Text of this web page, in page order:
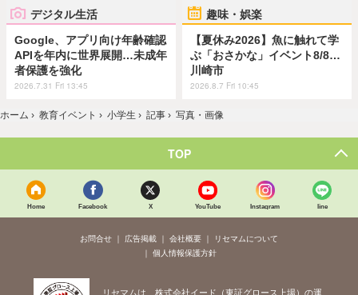
デジタル生活
Google、アプリ向け年齢確認
APIを年内に世界展開…未成年
者保護を強化
2026.7.31 Fri 13:45
趣味・娯楽
【夏休み2026】魚に触れて学
ぶ「おさかな」イベント8/8…
川崎市
2026.8.7 Fri 10:45
ホーム › 教育イベント › 小学生 › 記事 › 写真・画像
TOP
Home Facebook X YouTube Instagram line
お問合せ 広告掲載 会社概要
リセマムについて
個人情報保護方針
リセマムは、株式会社イード（東証グロース上場）の運